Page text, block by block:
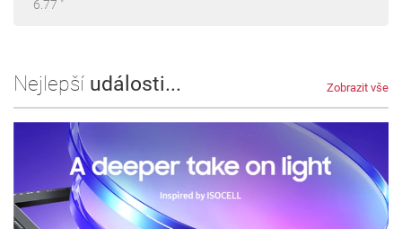
6.77 "
Nejlepší události... Zobrazit vše